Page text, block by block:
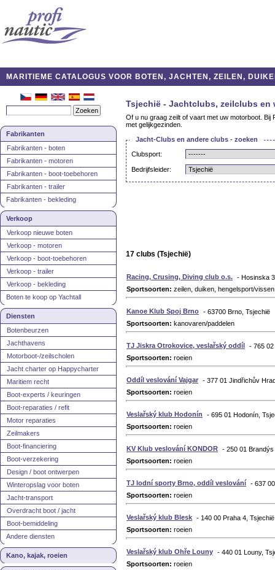
MARITIEME CATALOGUS VOOR BOTEN, JACHTEN, ZEILEN,
Fabrikanten
Fabrikanten - boten
Fabrikanten - motoren
Fabrikanten - boot-toebehoren
Fabrikanten - trailer
Fabrikanten - bekleding
Verkoop
Verkoop nieuwe boten
Verkoop - motoren
Verkoop - boot-toebehoren
Verkoop - trailer
Verkoop - bekleding
Boten te koop op Yachtall
Diensten
Botenbeurzen
Jachthavens
Motorboot-/zeilscholen
Jacht charter op Happycharter
Maritiem recht
Boot-experts / keuringen
Boot-reparaties / refit
Motor reparaties
Zeilmakers
Boot-financiering
Boot-verzekering
Design / boot ontwerpen
Winteropslag voor boten
Jacht-transport
Overdracht boot / jacht
Boot-bemiddeling
Andere diensten
Kano, kajak, roeien
Tsjechië - Jachtclubs, zeilclubs en
Of u nu graag zeilt of vaart met uw motorboot.
met gelijkgezinden.
Jacht-Clubs en andere clubs - zoeken
Clubsport:
Bedrijfsleider:
17 clubs (Tsjechië)
Racing, Crusing, Diving club o.s. - Hosinska
Sportsoorten: zeilen, duiken, hengelsport/vissen
Kanoe Klub Spoj Brno - 63700 Brno, Tsjechië
Sportsoorten: kanovaren/paddelen
TJ Jiskra Otrokovice, veslařský oddíl - 765
Sportsoorten: roeien
Oddíl veslování Vajgar - 377 01 Jindřichův
Sportsoorten: roeien
Veslařský klub Hodonín
- 695 01 Hodonín,
Sportsoorten: roeien
KV Klub veslování KONDOR - 250 01
Sportsoorten: roeien
TJ lodní sporty Brno, oddíl veslování - 637
Sportsoorten: roeien
Veslařský klub Blesk - 140 00 Praha 4, Tsjechië
Sportsoorten: roeien
Veslařský klub Ohře Louny - 440 01 Louny,
Sportsoorten: roeien